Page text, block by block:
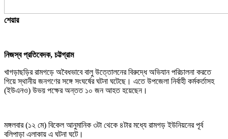
শেয়ার
নিজস্ব প্রতিবেদক, চট্টগ্রাম
খাগড়াছড়ির রামগড়ে অবৈধভাবে বালু উত্তোলনের বিরুদ্ধে অভিযান পরিচালনা করতে
গিয়ে স্থানীয় জনগণের সঙ্গে সংঘর্ষের ঘটনা ঘটেছে। এতে উপজেলা নির্বাহী কর্মকর্তাসহ
(ইউএনও) উভয় পক্ষের অন্তত ১০ জন আহত হয়েছেন।
মঙ্গলবার (১২ মে) বিকেল আনুমানিক ৩টা থেকে ৪টার মধ্যে রামগড় ইউনিয়নের পূর্ব
বলিপাড়া এলাকায় এ ঘটনা ঘটে।